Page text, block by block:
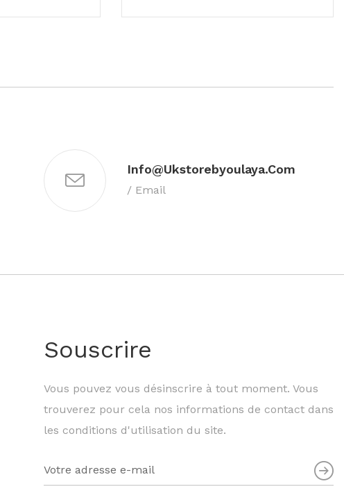
Info@ukstorebyoulaya.com
/ Email
Souscrire
Vous pouvez vous désinscrire à tout moment. Vous
trouverez pour cela nos informations de contact dans
les conditions d'utilisation du site.